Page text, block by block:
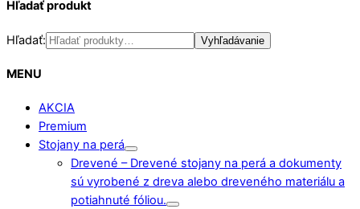
Hľadať produkt
Hľadať: Vyhľadávanie
MENU
AKCIA
Premium
Stojany na perá
Drevené – Drevené stojany na perá a dokumenty
sú vyrobené z dreva alebo dreveného materiálu a
potiahnuté fóliou.